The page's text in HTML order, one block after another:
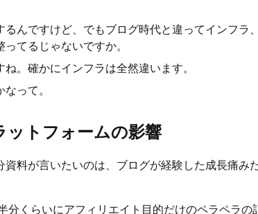
るんですけど、でもブログ時代と違ってインフラ
てるじゃないですか。
。確かにインフラは全然違います。
って。
ットフォームの影響
資料が言いたいのは、ブログが経験した成長痛み
分くらいにアフィリエイト目的だけのペラペラ